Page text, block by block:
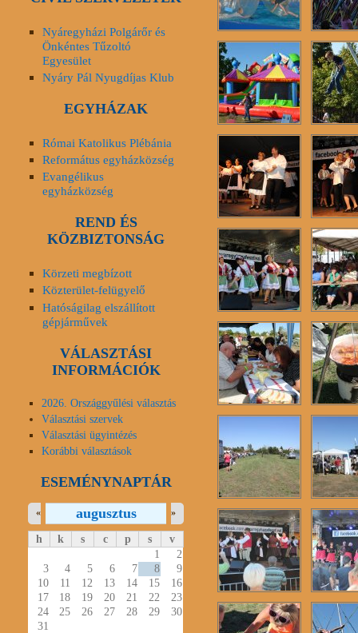
Nyáregyházi Polgárőr és
Önkéntes Tűzoltó
Egyesület
Nyáry Pál Nyugdíjas Klub
EGYHÁZAK
Római Katolikus Plébánia
Református egyházközség
Evangélikus
egyházközség
REND ÉS
KÖZBIZTONSÁG
Körzeti megbízott
Közterület-felügyelő
Hatóságilag elszállított
gépjárművek
VÁLASZTÁSI
INFORMÁCIÓK
2026. Országgyűlési választás
Választási szervek
Választási ügyintézés
Korábbi választások
ESEMÉNYNAPTÁR
augusztus
« »
h k s c p s
v
1
2
3
4 5 6 7 8
9
10
11 12 13 14 15
16
17
18 19 20 21 22
23
24
25 26 27 28 29
30
31